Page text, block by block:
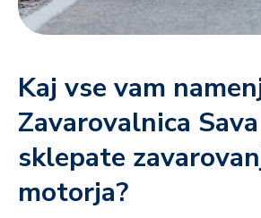
Kaj vse vam
Zavarovalnica
sklepate
motorja?